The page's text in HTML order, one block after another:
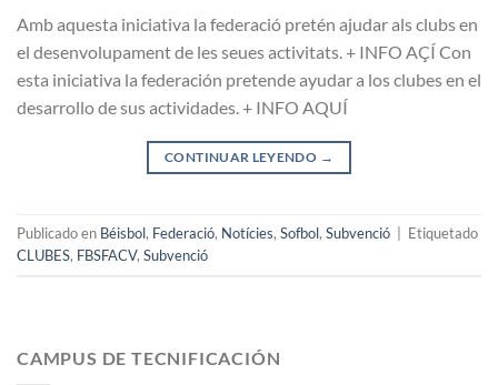
Amb aquesta iniciativa la federació pretén ajudar als clubs en
el desenvolupament de les seues activitats. + INFO AÇÍ Con
esta iniciativa la federación pretende ayudar a los clubes en el
desarrollo de sus actividades. + INFO AQUÍ
CONTINUAR LEYENDO →
Publicado en Béisbol, Federació, Notícies, Sofbol, Subvenció
Etiquetado
CLUBES, FBSFACV, Subvenció
CAMPUS DE TECNIFICACIÓN